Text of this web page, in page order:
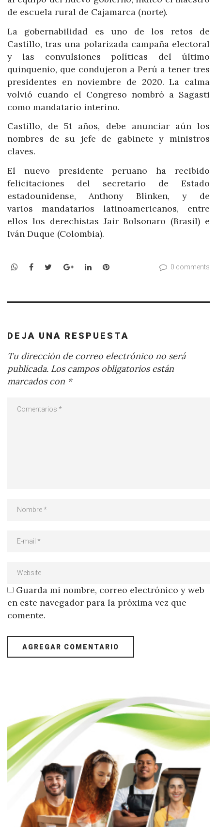
de escuela rural de Cajamarca (norte).
La gobernabilidad es uno de los retos de
Castillo, tras una polarizada campaña electoral
y las convulsiones políticas del último
quinquenio, que condujeron a Perú a tener tres
presidentes en noviembre de 2020. La calma
volvió cuando el Congreso nombró a Sagasti
como mandatario interino.
Castillo, de 51 años, debe anunciar aún los
nombres de su jefe de gabinete y ministros
claves.
El nuevo presidente peruano ha recibido
felicitaciones del secretario de Estado
estadounidense, Anthony Blinken, y de
varios mandatarios latinoamericanos, entre
ellos los derechistas Jair Bolsonaro (Brasil) e
Iván Duque (Colombia).
WhatsApp
Facebook
TwitterGoogle+LinkedInPinterest 0 comments
DEJA UNA RESPUESTA
Tu dirección de correo electrónico no será
publicada. Los campos obligatorios están
marcados con *
Guarda mi nombre, correo electrónico y web
en este navegador para la próxima vez que
comente.